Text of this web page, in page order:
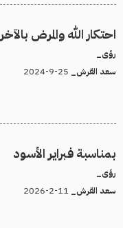
احتكار الله والمرض بالآخر
رؤى_
سعد القرش_
بمناسبة فبراير الأسود
رؤى_
سعد القرش_